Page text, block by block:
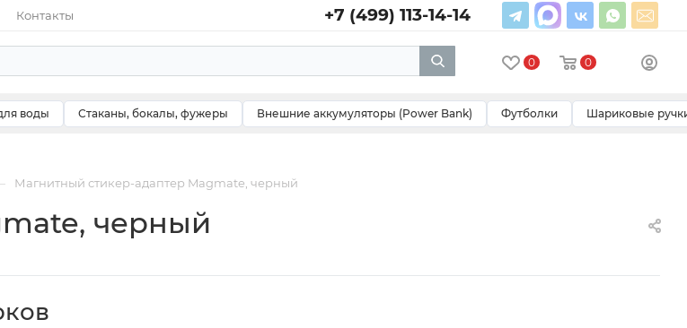
Контакты +7 (499) 113-14-14
0 0
воды Стаканы, бокалы, фужеры Внешние аккумуляторы (Power Bank) Футболки Шариковые
Магнитный стикер-адаптер Magmate, черный
черный